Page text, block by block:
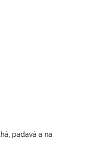
padavá a na